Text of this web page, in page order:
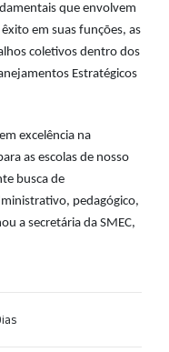
que envolvem
em suas funções, as
coletivos dentro dos
Estratégicos
excelência na
as escolas de nosso
busca de
pedagógico,
a secretária da SMEC,